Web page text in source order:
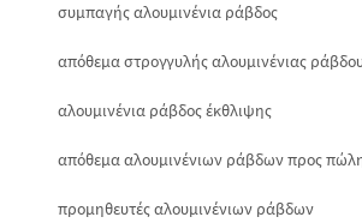
συμπαγής αλουμινένια ράβδος
απόθεμα στρογγυλής αλουμινένιας
αλουμινένια ράβδος έκθλιψης
απόθεμα αλουμινένιων ράβδων προς
προμηθευτές αλουμινένιων ράβδων